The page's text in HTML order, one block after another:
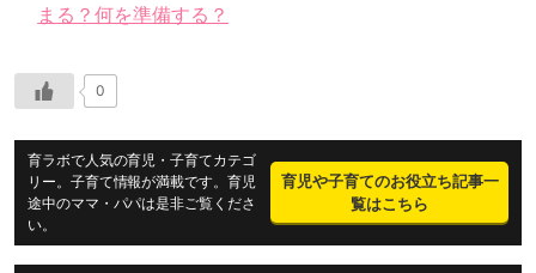
まる？何を準備する？
0
育ラボで人気の育児・子育てカテゴ
リー。子育て情報が満載です。育児
途中のママ・パパは是非ご覧くださ
い。
育児や子育てのお役立ち記事一
覧はこちら